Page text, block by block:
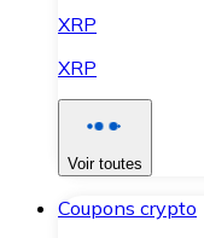
XRP
XRP
Voir toutes
Coupons crypto